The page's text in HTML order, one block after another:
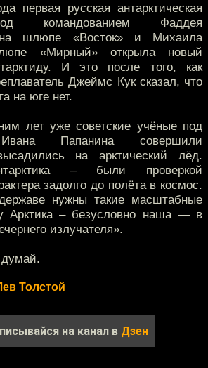
первая русская антарктическая
командованием Фаддея
на шлюпе «Восток» и Михаила
«Мирный» открыла новый
И это после того, как
Джеймс Кук сказал, что
на юге нет.
лет уже советские учёные под
Ивана Папанина совершили
на арктический лёд.
– были проверкой
задолго до полёта в космос.
нужны такие масштабные
Арктика – безусловно наша — в
излучателя».
Толстой
на канал в Дзен